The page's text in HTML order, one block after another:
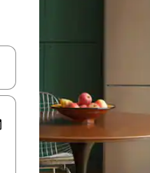
รค้นหา